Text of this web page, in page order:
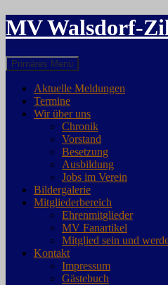
MV Walsdorf-
Suchen
Primäres Menü
Inhalt
springen
Aktuelle Meldungen
Termine
Wir über uns
Chronik
Vorstand
Besetzung
Ausbildung
Jobs im Verein
Bildergalerie
Mitgliederbereich
Ehrenmitglieder
MV Fanartikel
Mitglied sein und
Kontakt
Impressum
Gästebuch